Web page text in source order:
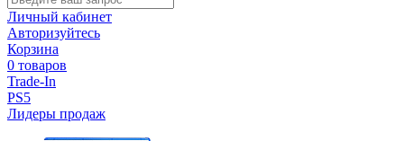
Личный кабинет
Авторизуйтесь
Корзина
0 товаров
Trade-In
PS5
Лидеры продаж